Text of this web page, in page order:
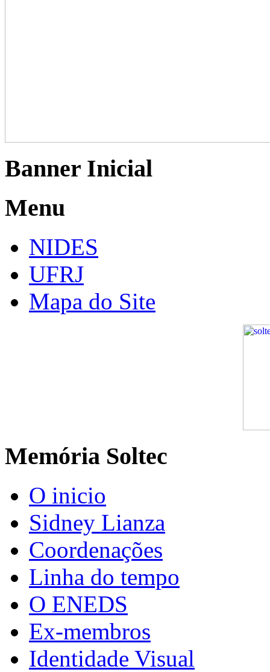
Banner Inicial
Menu
NIDES
UFRJ
Mapa do Site
Memória Soltec
O inicio
Sidney Lianza
Coordenações
Linha do tempo
O ENEDS
Ex-membros
Identidade Visual